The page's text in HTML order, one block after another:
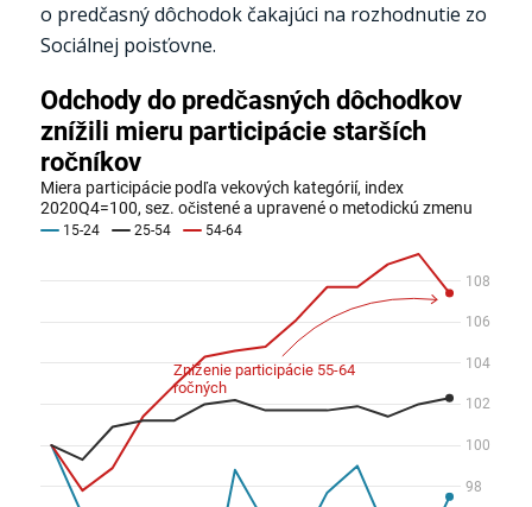
o predčasný dôchodok čakajúci na rozhodnutie zo
Sociálnej poisťovne.